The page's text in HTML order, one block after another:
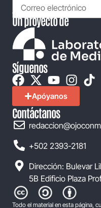
Un proyecto de
Síguenos
Apóyanos
Contáctanos
+502 2393-2181
Dirección: Bulevar
5B Edificio Plaza
Todo el material en esta página,